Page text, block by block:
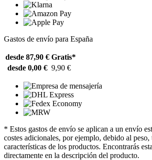
Gastos de envío para España
desde 87,90 € Gratis*
desde 0,00 € 9,90 €
* Estos gastos de envío se aplican a un envío
costes adicionales, por ejemplo, debido al peso,
características de los productos. Encontrarás
directamente en la descripción del producto.